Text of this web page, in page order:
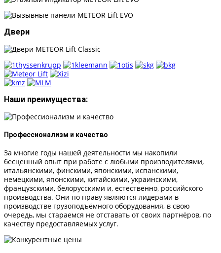
Двери
Наши преимущества:
Профессионализм и качество
За многие годы нашей деятельности мы накопили
бесценный опыт при работе с любыми производителями,
итальянскими, финскими, японскими, испанскими,
немецкими, японскими, китайскими, украинскими,
французскими, белорусскими и, естественно, российского
производства. Они по праву являются лидерами в
производстве грузоподъёмного оборудования, в свою
очередь, мы стараемся не отставать от своих партнёров, по
качеству предоставляемых услуг.